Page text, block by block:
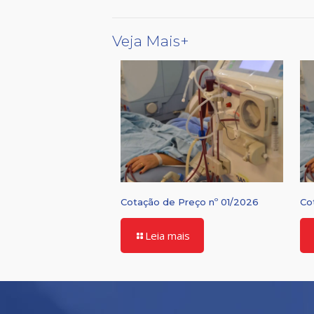
Veja Mais+
Cotação de Preço nº 01/2026
Leia mais